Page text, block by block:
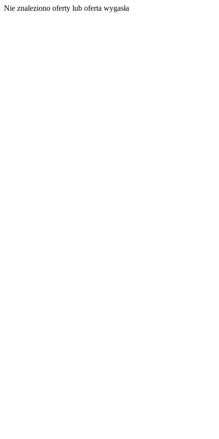
Nie znaleziono oferty lub oferta wygasła